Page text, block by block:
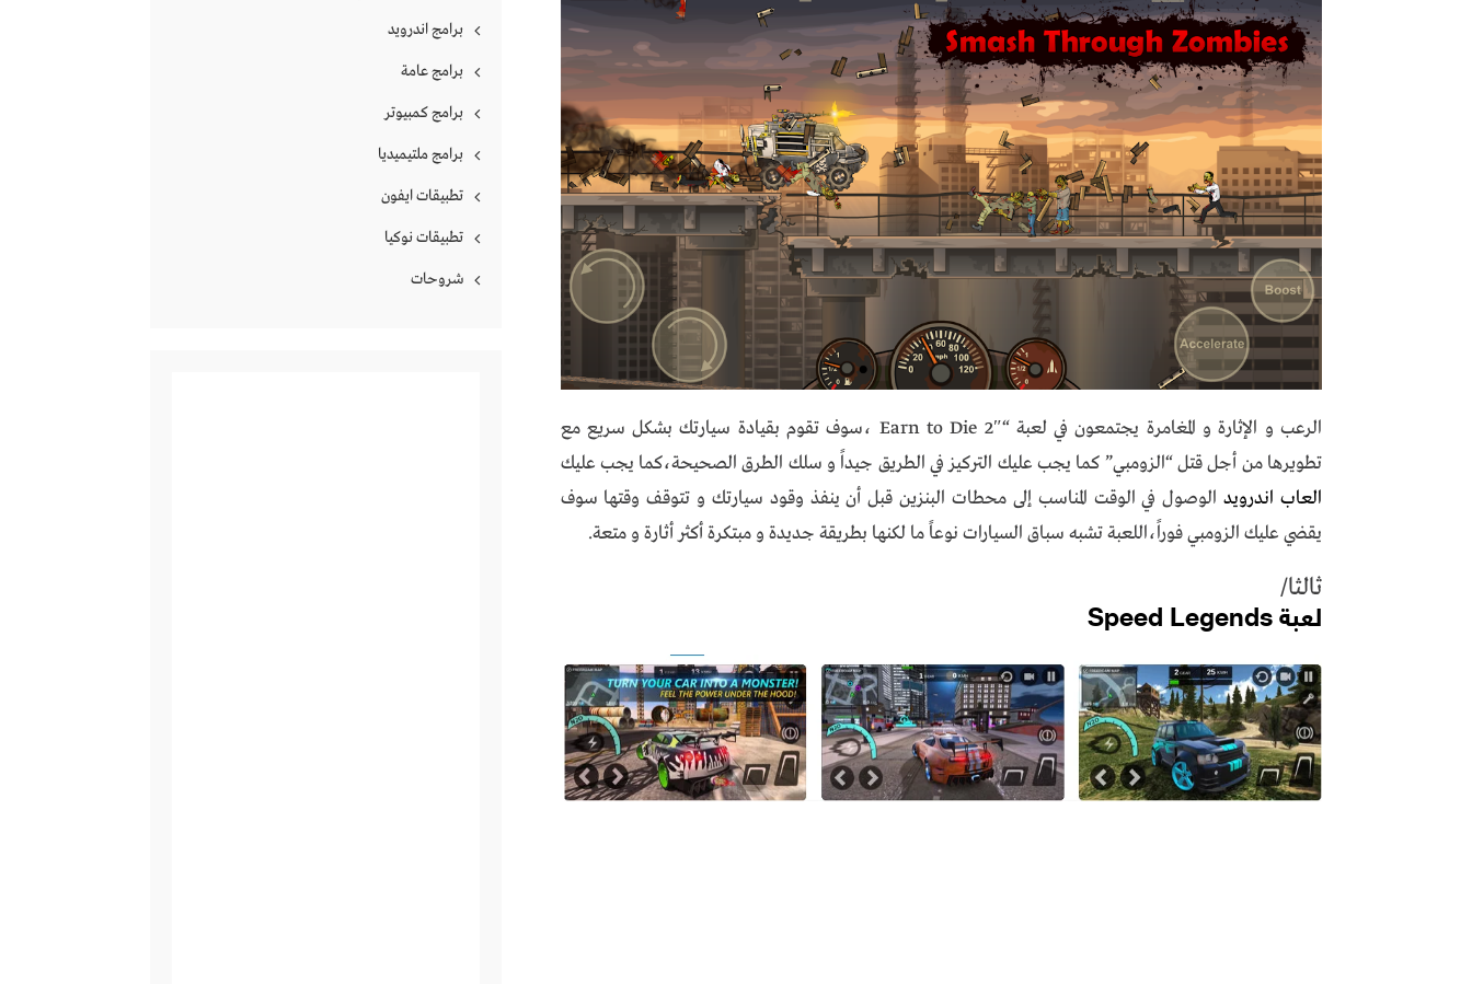
الرعب و الإثارة و المغامرة يجتمعون في لعبة “Earn to Die 2″ ،سوف تقوم بقيادة سيارتك بشكل سريع مع
تطويرها من أجل قتل “الزومبي” كما يجب عليك التركيز في الطريق جيداً و سلك الطرق الصحيحة،كما يجب عليك
العاب اندرويدالوصول في الوقت المناسب إلى محطات البنزين قبل أن ينفذ وقود سيارتك و تتوقف وقتها سوف
يقضي عليك الزومبي فوراً،اللعبة تشبه سباق السيارات نوعاً ما لكنها بطريقة جديدة و مبتكرة أكثر أثارة و متعة.
ثالثا/
لعبة Speed Legends
برامج اندرويد
برامج عامة
برامج كمبيوتر
برامج ملتيميديا
تطبيقات ايفون
تطبيقات نوكيا
شروحات